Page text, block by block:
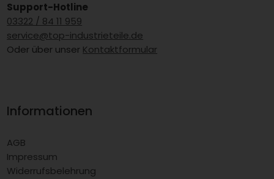
Support-Hotline
03322 / 84 11 959
service@top-industrieteile.de
Oder über unser Kontaktformular
Informationen
AGB
Impressum
Widerrufsbelehrung